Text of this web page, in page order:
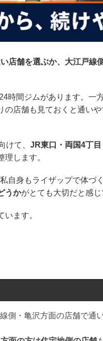
店舗を選ぶか、大江戸線
時間ジムがあります。一
店舗も見ておくと通いや
けて、 JR東口・両国4丁
します。
自身もライザップで体づ
うかがとても大切だと感じ
ます。
側・亀沢方面の店舗で通